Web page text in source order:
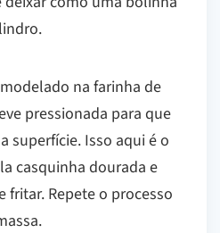
na farinha de
pressionada para que
superfície. Isso aqui é o
casquinha dourada e
fritar. Repete o processo